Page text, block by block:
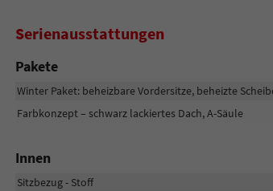
Serienausstattungen
Pakete
Winter Paket: beheizbare Vordersitze, beheizte
Farbkonzept – schwarz lackiertes Dach, A-Säule
Innen
Sitzbezug - Stoff